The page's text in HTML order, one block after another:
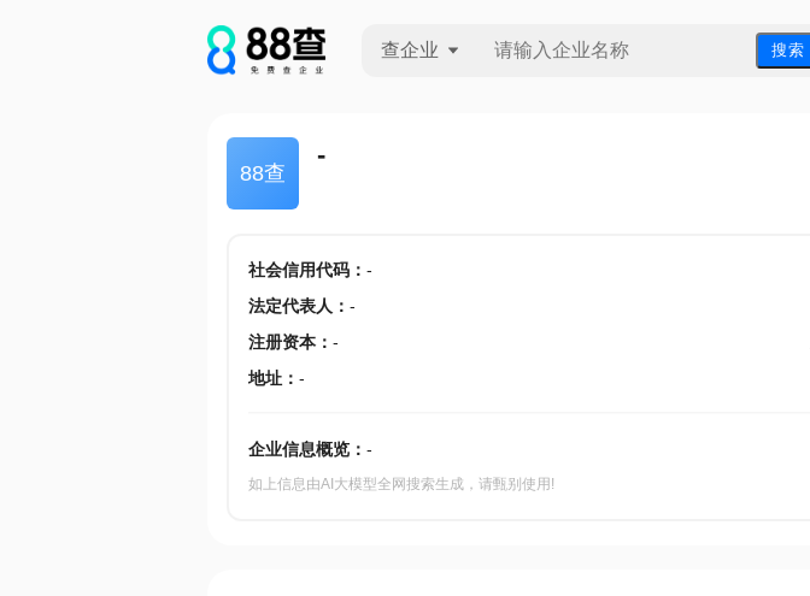
查企业 搜 索
88查
-
社会信用代码： -
法定代表人 ： -
注册资本： -
地址： -
企业信息概览： -
如上信息由AI大模型全网搜索生成，请甄别使用!